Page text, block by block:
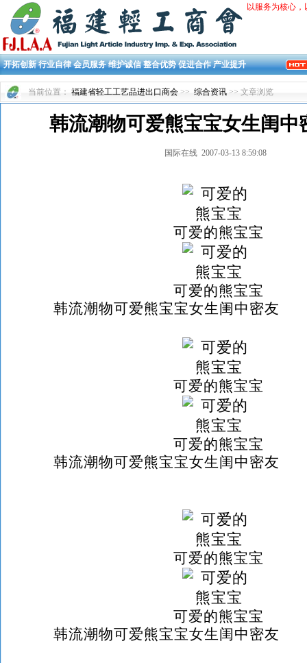
以服务为核心
开拓创新 行业自律 会员服务 维护诚信 整合优势 促进合作 产业提升
当前位置： 福建省轻工工艺品进出口商会 >> 综合资讯 >> 文章浏览
韩流潮物可爱熊宝宝女生闺中
国际在线 2007-03-13 8:59:08
可爱的熊宝宝
可爱的熊宝宝
韩流潮物可爱熊宝宝女生闺中密友
可爱的熊宝宝
可爱的熊宝宝
韩流潮物可爱熊宝宝女生闺中密友
可爱的熊宝宝
可爱的熊宝宝
韩流潮物可爱熊宝宝女生闺中密友